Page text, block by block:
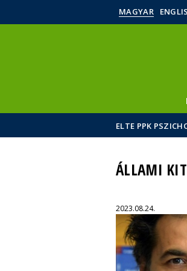
MAGYAR
ELTE PPK
ÁLLAMI
2023.08.24.